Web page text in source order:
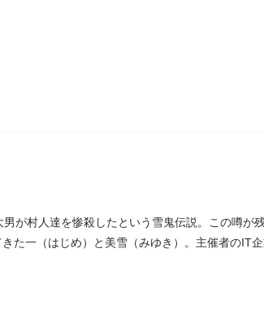
が村人達を惨殺したという雪鬼伝説。この噂が
た一（はじめ）と美雪（みゆき）。主催者のIT